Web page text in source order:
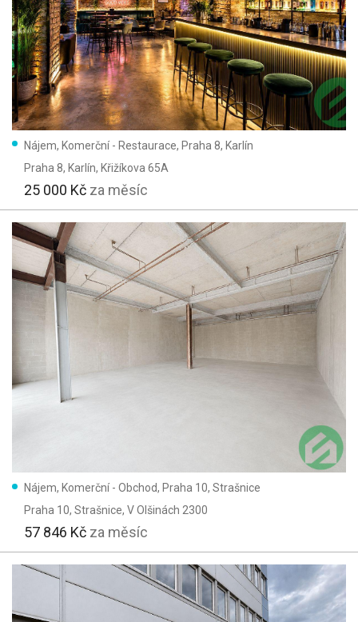
Vymazat vyhledávání
Nájem, Komerční - Restaurace, Praha 8, Karlín
Praha 8, Karlín, Křižíkova 65A
25 000 Kč za měsíc
Nájem, Komerční - Obchod, Praha 10, Strašnice
Praha 10, Strašnice, V Olšinách 2300
57 846 Kč za měsíc